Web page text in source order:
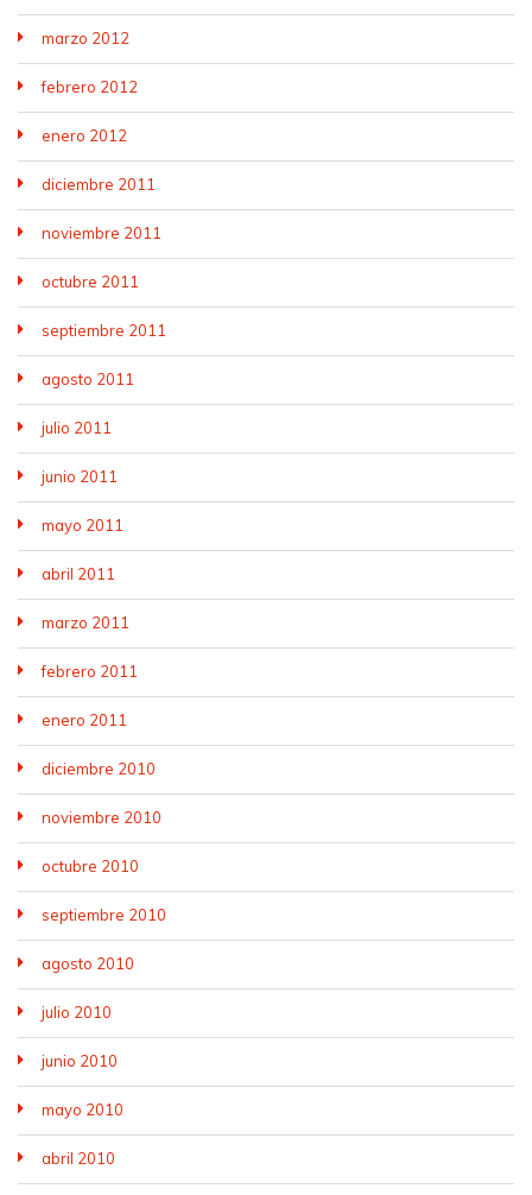
marzo 2012
febrero 2012
enero 2012
diciembre 2011
noviembre 2011
octubre 2011
septiembre 2011
agosto 2011
julio 2011
junio 2011
mayo 2011
abril 2011
marzo 2011
febrero 2011
enero 2011
diciembre 2010
noviembre 2010
octubre 2010
septiembre 2010
agosto 2010
julio 2010
junio 2010
mayo 2010
abril 2010